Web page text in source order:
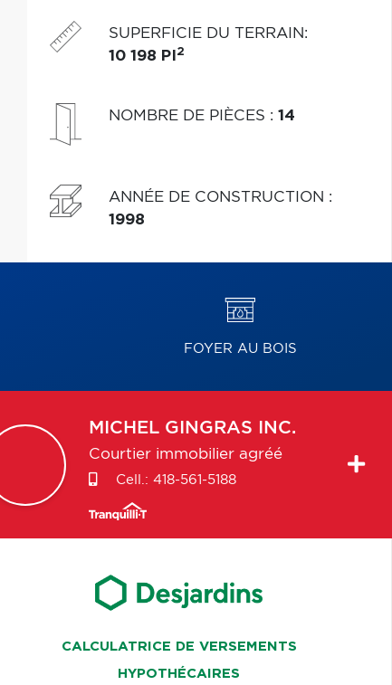
SUPERFICIE DU TERRAIN:
10 198 PI 2
NOMBRE DE PIÈCES : 14
ANNÉE DE CONSTRUCTION :
1998
FOYER AU BOIS
MICHEL GINGRAS INC.
Courtier immobilier agréé
Cell.: 418-561-5188
CALCULATRICE DE VERSEMENTS
HYPOTHÉCAIRES